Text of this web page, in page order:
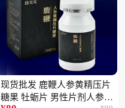
现货批发 鹿鞭人参黄精压片
糖果 牡蛎片 男性片剂人参黄